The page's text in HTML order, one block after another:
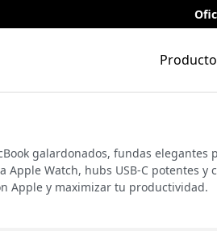
galardonados, fundas elegantes
Apple Watch, hubs USB-C potentes
Apple y maximizar tu productividad.